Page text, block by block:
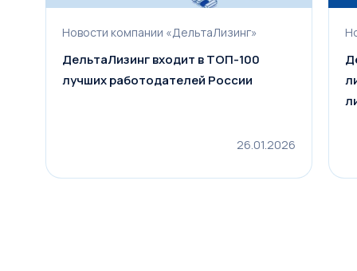
Новости компании «ДельтаЛизинг»
ДельтаЛизинг входит в ТОП-100
лучших работодателей России
26.01.2026